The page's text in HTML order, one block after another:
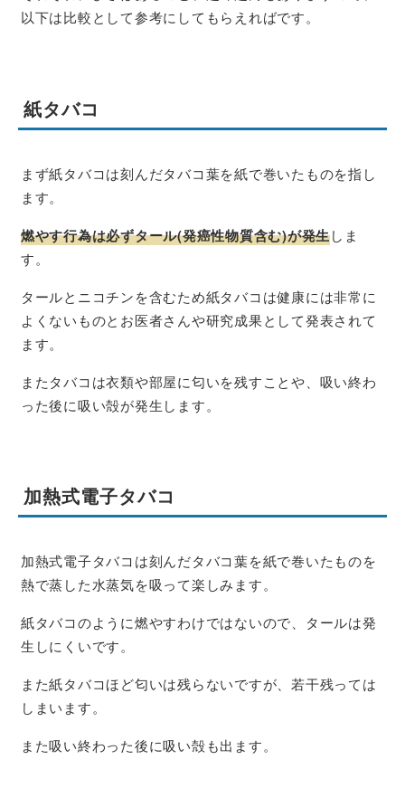
以下は比較として参考にしてもらえればです。
紙タバコ
まず紙タバコは刻んだタバコ葉を紙で巻いたものを指し
ます。
燃やす行為は必ずタール(発癌性物質含む)が発生しま
す。
タールとニコチンを含むため紙タバコは健康には非常に
よくないものとお医者さんや研究成果として発表されて
ます。
またタバコは衣類や部屋に匂いを残すことや、吸い終わ
った後に吸い殻が発生します。
加熱式電子タバコ
加熱式電子タバコは刻んだタバコ葉を紙で巻いたものを
熱で蒸した水蒸気を吸って楽しみます。
紙タバコのように燃やすわけではないので、タールは発
生しにくいです。
また紙タバコほど匂いは残らないですが、若干残っては
しまいます。
また吸い終わった後に吸い殻も出ます。